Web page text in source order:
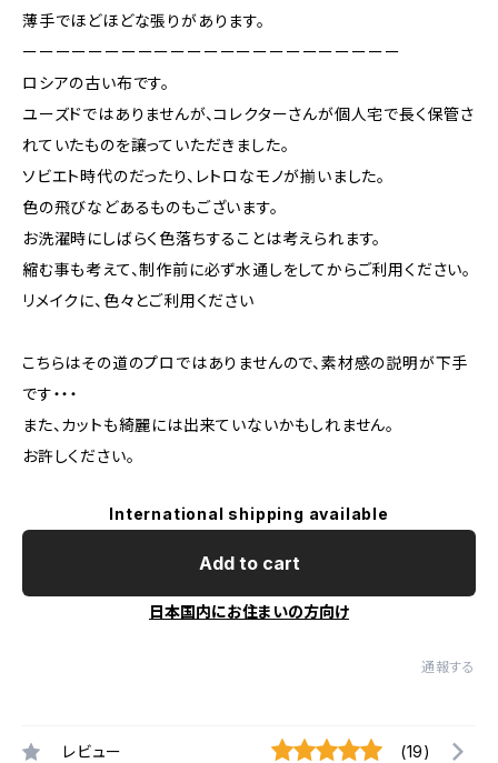
薄手でほどほどな張りがあります。
ーーーーーーーーーーーーーーーーーーーーーーー
ロシアの古い布です。
ユーズドではありませんが、コレクターさんが個人宅で長く保管さ
れていたものを譲っていただきました。
ソビエト時代のだったり、レトロなモノが揃いました。
色の飛びなどあるものもございます。
お洗濯時にしばらく色落ちすることは考えられます。
縮む事も考えて、制作前に必ず水通しをしてからご利用ください。
リメイクに、色々とご利用ください
こちらはその道のプロではありませんので、素材感の説明が下手
です・・・
また、カットも綺麗には出来ていないかもしれません。
お許しください。
International shipping available
Add to cart
日本国内にお住まいの方向け
通報する
レビュー (19)